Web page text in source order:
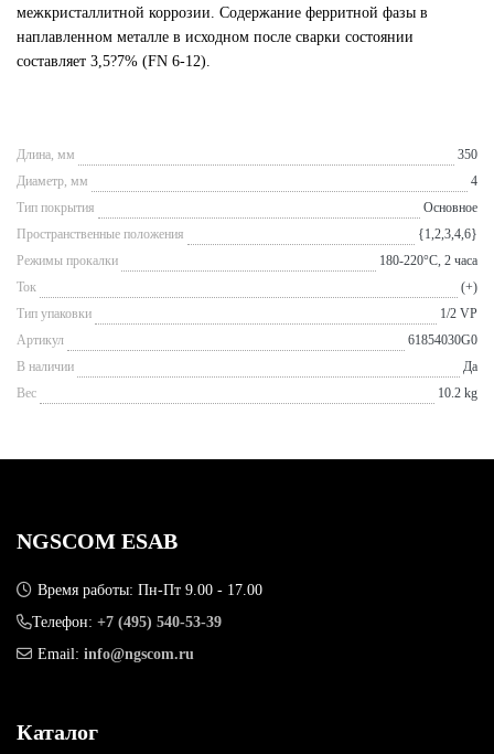
межкристаллитной коррозии. Содержание ферритной фазы в
наплавленном металле в исходном после сварки состоянии
составляет 3,5?7% (FN 6-12).
Длина, мм
350
Диаметр, мм
4
Тип покрытия
Основное
Пространственные положения
{1,2,3,4,6}
Режимы прокалки
180-220°С, 2 часа
Ток
(+)
Тип упаковки
1/2 VP
Артикул
61854030G0
В наличии
Да
Вес
10.2 kg
NGSCOM ESAB
Время работы: Пн-Пт 9.00 - 17.00
Телефон: +7 (495) 540-53-39
Email: info@ngscom.ru
Каталог